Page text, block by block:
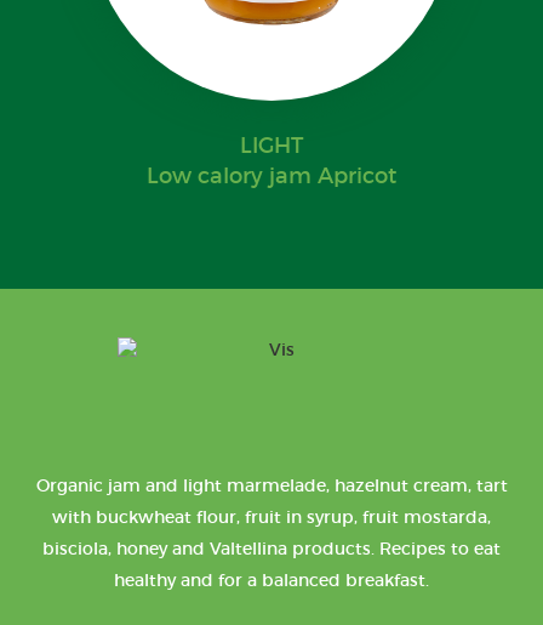
LIGHT
Low calory jam Apricot
Organic jam and light marmelade, hazelnut cream, tart
with buckwheat flour, fruit in syrup, fruit mostarda,
bisciola, honey and Valtellina products. Recipes to eat
healthy and for a balanced breakfast.